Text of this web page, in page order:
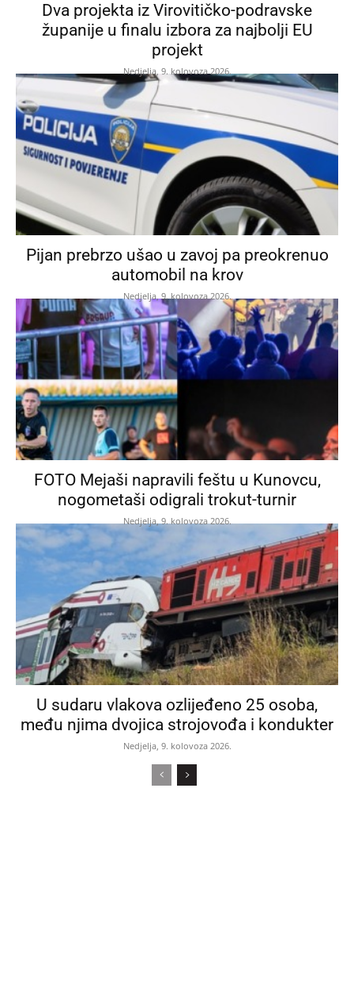
Dva projekta iz Virovitičko-podravske
županije u finalu izbora za najbolji EU
projekt
Nedjelja, 9. kolovoza 2026.
Pijan prebrzo ušao u zavoj pa preokrenuo
automobil na krov
Nedjelja, 9. kolovoza 2026.
FOTO Mejaši napravili feštu u Kunovcu,
nogometaši odigrali trokut-turnir
Nedjelja, 9. kolovoza 2026.
U sudaru vlakova ozlijeđeno 25 osoba,
među njima dvojica strojovođa i kondukter
Nedjelja, 9. kolovoza 2026.